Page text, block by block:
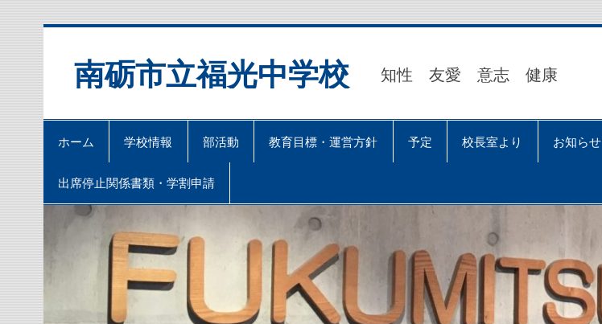
南砺市立福光中学校 知性 友愛 意志 健康
ホーム 学校情報 部活動 教育目標・運営方針 予定 校長室より お知らせ
出席停止関係書類・学割申請